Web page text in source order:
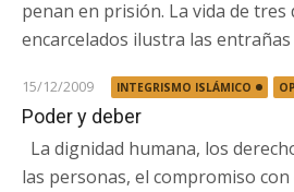
penan en prisión. La vida de tres
encarcelados ilustra las entrañas
15/12/2009 INTEGRISMO ISLÁMICO
Poder y deber
La dignidad humana, los
las personas, el compromiso